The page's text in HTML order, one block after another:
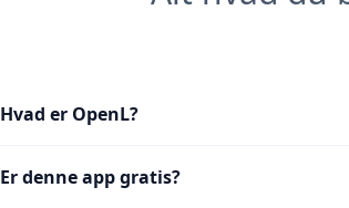
Hvad er OpenL?
Er denne app gratis?